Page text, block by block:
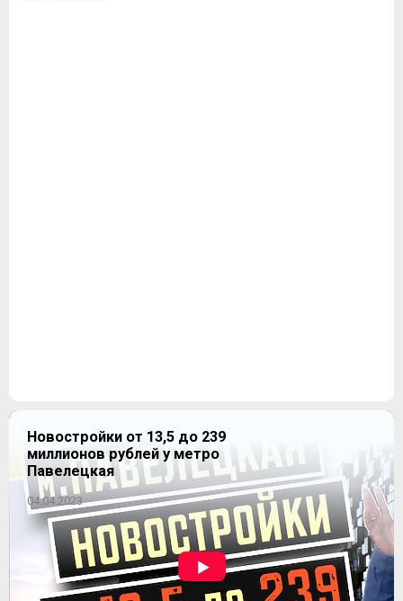
Новостройки от 13,5 до 239
миллионов рублей у метро
Павелецкая
04.04.2023